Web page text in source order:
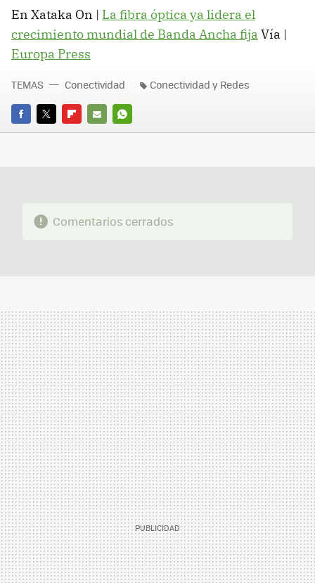
En Xataka On | La fibra óptica ya lidera el
crecimiento mundial de Banda Ancha fija Vía |
Europa Press
FACEBOOK
TWITTERFLIPBOARD
E-
WHATSAPP
TEMAS Conectividad Conectividad y Redes
Comentarios cerrados